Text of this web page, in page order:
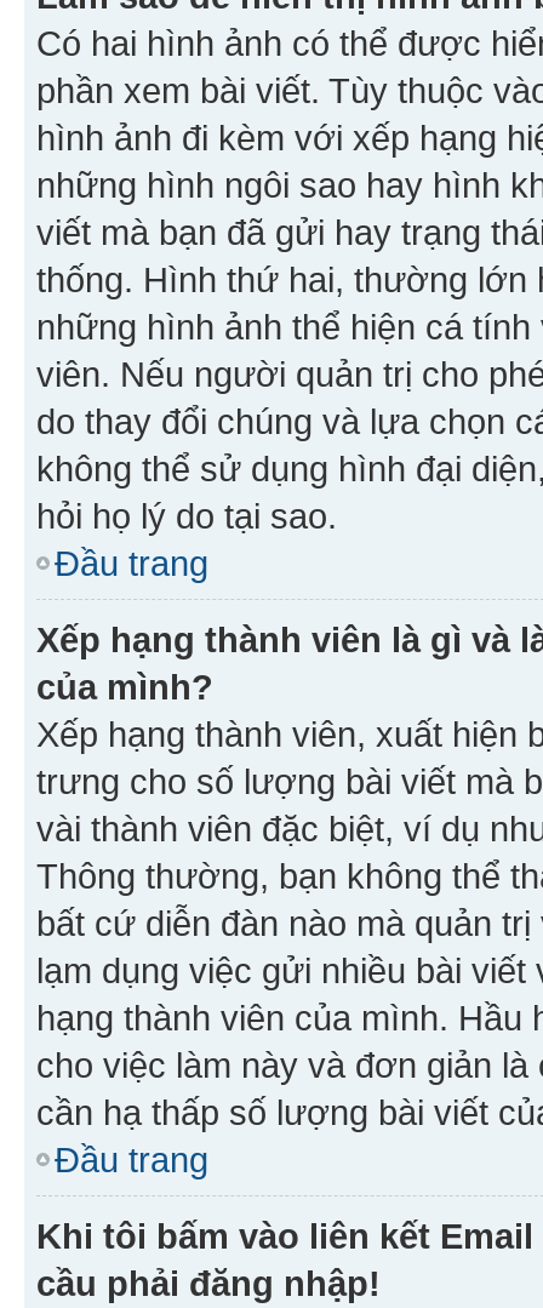
Có hai hình ảnh có thể được
phần xem bài viết. Tùy thuộc
hình ảnh đi kèm với xếp hạng
những hình ngôi sao hay hình
viết mà bạn đã gửi hay trạng
thống. Hình thứ hai, thường
những hình ảnh thể hiện cá
viên. Nếu người quản trị cho
do thay đổi chúng và lựa chọn
không thể sử dụng hình đại
hỏi họ lý do tại sao.
Đầu trang
Xếp hạng thành viên là gì và
của mình?
Xếp hạng thành viên, xuất
trưng cho số lượng bài viết mà
vài thành viên đặc biệt, ví dụ
Thông thường, bạn không thể
bất cứ diễn đàn nào mà quản
lạm dụng việc gửi nhiều bài
hạng thành viên của mình. Hầu
cho việc làm này và đơn giản
cần hạ thấp số lượng bài viết
Đầu trang
Khi tôi bấm vào liên kết
cầu phải đăng nhập!